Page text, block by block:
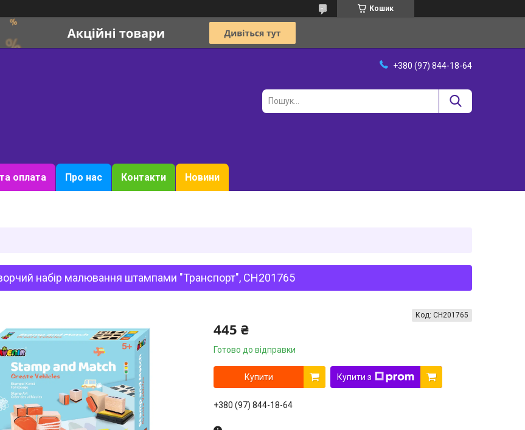
Кошик
+380 (97) 844-18-64
оплата Про нас Контакти Новини
набір малювання штампами "Транспорт", CH201765
445 ₴
Готово до відправки
Код: CH201765
Купити Купити з
+380 (97) 844-18-64